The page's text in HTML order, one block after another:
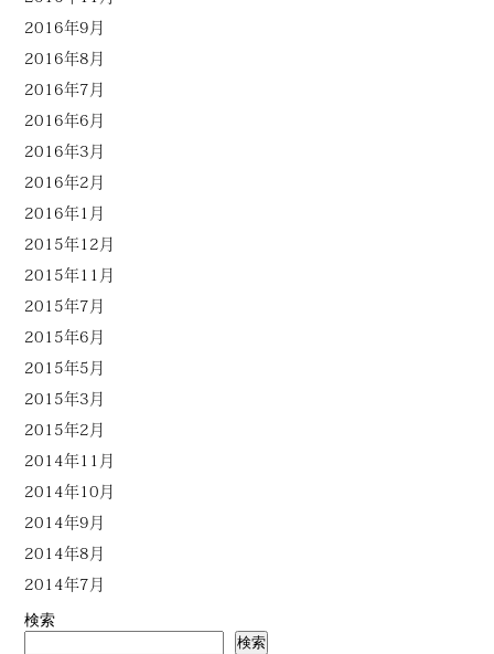
2016年9月
2016年8月
2016年7月
2016年6月
2016年3月
2016年2月
2016年1月
2015年12月
2015年11月
2015年7月
2015年6月
2015年5月
2015年3月
2015年2月
2014年11月
2014年10月
2014年9月
2014年8月
2014年7月
検索
検索